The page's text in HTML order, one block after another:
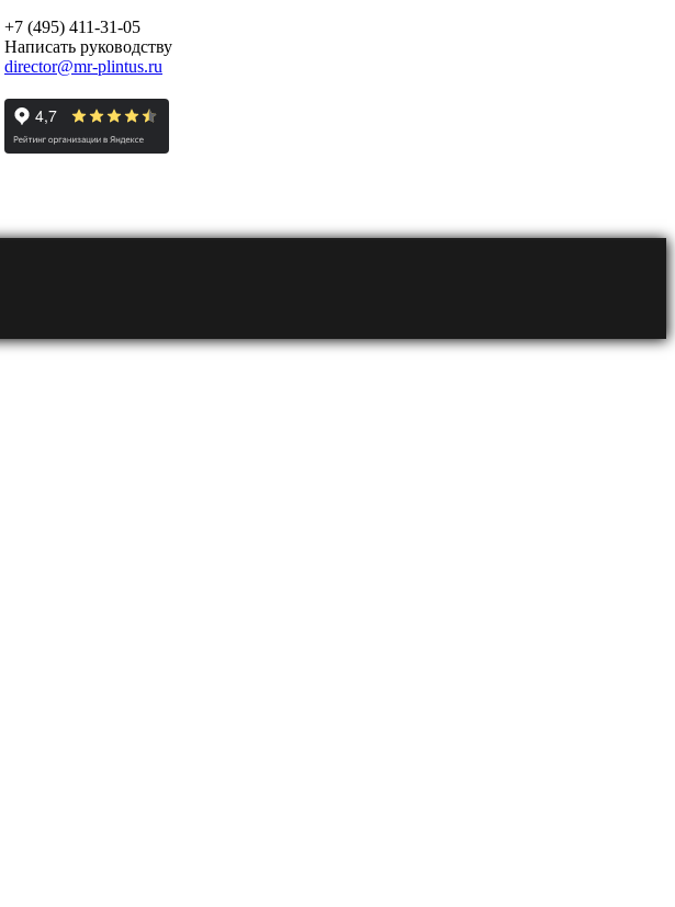
+7 (495) 411-31-05
Написать руководству
director@mr-plintus.ru